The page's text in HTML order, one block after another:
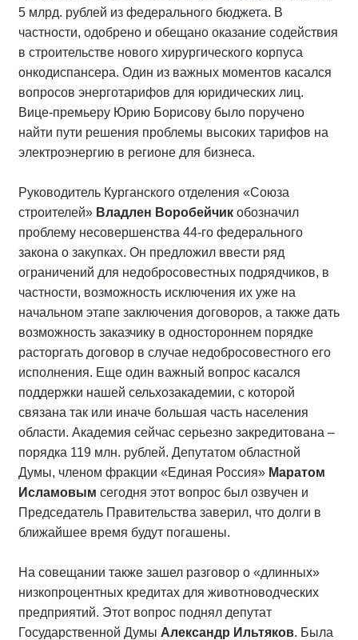
5 млрд. рублей из федерального бюджета. В
частности, одобрено и обещано оказание содействия
в строительстве нового хирургического корпуса
онкодиспансера. Один из важных моментов касался
вопросов энерготарифов для юридических лиц.
Вице-премьеру Юрию Борисову было поручено
найти пути решения проблемы высоких тарифов на
электроэнергию в регионе для бизнеса.
Руководитель Курганского отделения «Союза
строителей» Владлен Воробейчик обозначил
проблему несовершенства 44-го федерального
закона о закупках. Он предложил ввести ряд
ограничений для недобросовестных подрядчиков, в
частности, возможность исключения их уже на
начальном этапе заключения договоров, а также дать
возможность заказчику в одностороннем порядке
расторгать договор в случае недобросовестного его
исполнения. Еще один важный вопрос касался
поддержки нашей сельхозакадемии, с которой
связана так или иначе большая часть населения
области. Академия сейчас серьезно закредитована –
порядка 119 млн. рублей. Депутатом областной
Думы, членом фракции «Единая Россия» Маратом
Исламовым сегодня этот вопрос был озвучен и
Председатель Правительства заверил, что долги в
ближайшее время будут погашены.
На совещании также зашел разговор о «длинных»
низкопроцентных кредитах для животноводческих
предприятий. Этот вопрос поднял депутат
Государственной Думы Александр Ильтяков. Была